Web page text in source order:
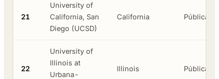
21
University of
California, San
Diego (UCSD)
California Pública
22
University of
Illinois at
Urbana-
Illinois Pública